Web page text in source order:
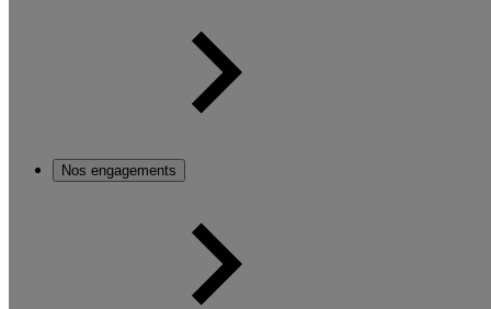
Nos engagements